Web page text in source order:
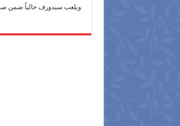
ويلعب سيدورف حالياً ضمن